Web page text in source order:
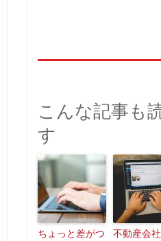
こんな記事も
す
ちょっと差がつ
不動産会